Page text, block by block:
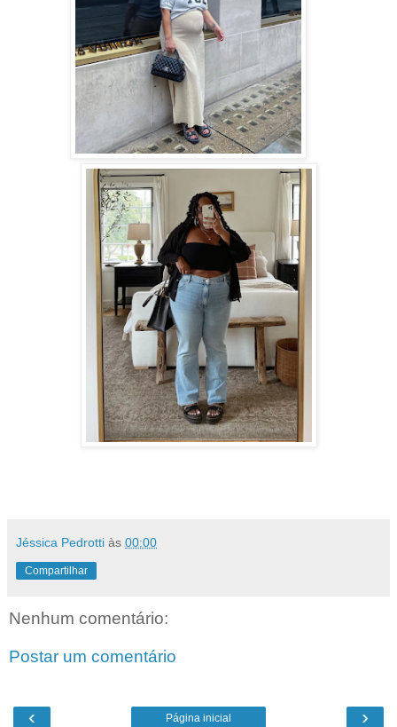
Jéssica Pedrotti às 00:00
Compartilhar
Nenhum comentário:
Postar um comentário
‹ ›
Página inicial